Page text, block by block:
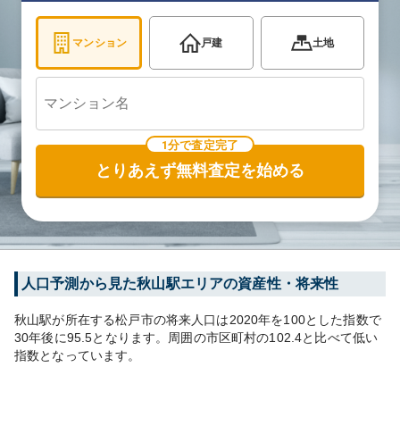
マンション 戸建 土地
1分で査定完了
とりあえず無料査定を始める
人口予測から見た秋山駅エリアの資産性・将来性
秋山駅が所在する松戸市の将来人口は2020年を100とした指数で
30年後に95.5となります。 周囲の市区町村の102.4と比べて低い
指数となっています。